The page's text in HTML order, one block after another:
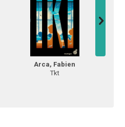
Arca, Fabien
Tkt